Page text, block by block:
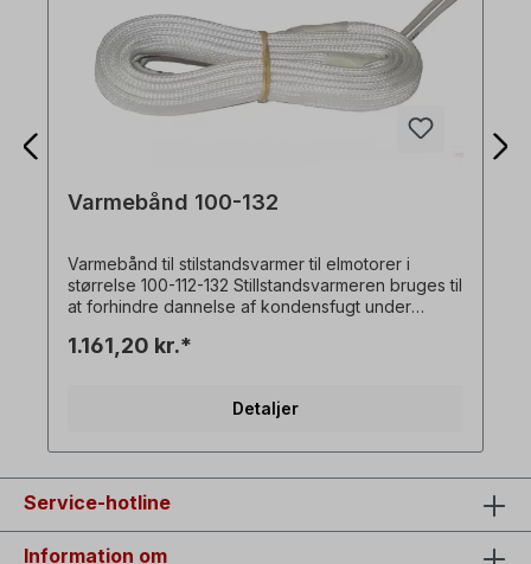
Varmebånd 100-132
Varmebånd til stilstandsvarmer til elmotorer i
størrelse 100-112-132 Stillstandsvarmeren bruges til
at forhindre dannelse af kondensfugt under
1.161,20 kr.*
Detaljer
Service-hotline
Information om